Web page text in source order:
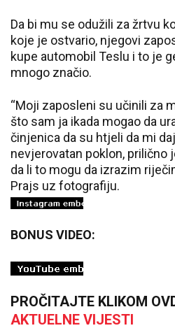
Da bi mu se odužili za žrtvu
koje je ostvario, njegovi
kupe automobil Teslu i to je
mnogo značio.
“Moji zaposleni su učinili za
što sam ja ikada mogao da
činjenica da su htjeli da mi
nevjerovatan poklon, prilično
da li to mogu da izrazim
Prajs uz fotografiju.
BONUS VIDEO:
PROČITAJTE KLIKOM
AKTUELNE VIJESTI